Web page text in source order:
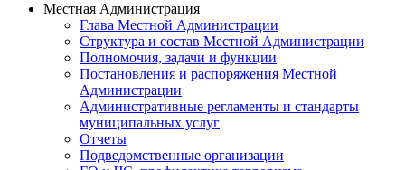
Местная Администрация
Глава Местной Администрации
Структура и состав Местной Администрации
Полномочия, задачи и функции
Постановления и распоряжения Местной
Администрации
Административные регламенты и стандарты
муниципальных услуг
Отчеты
Подведомственные организации